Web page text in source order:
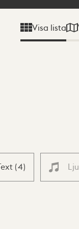
Visa lista
(4)